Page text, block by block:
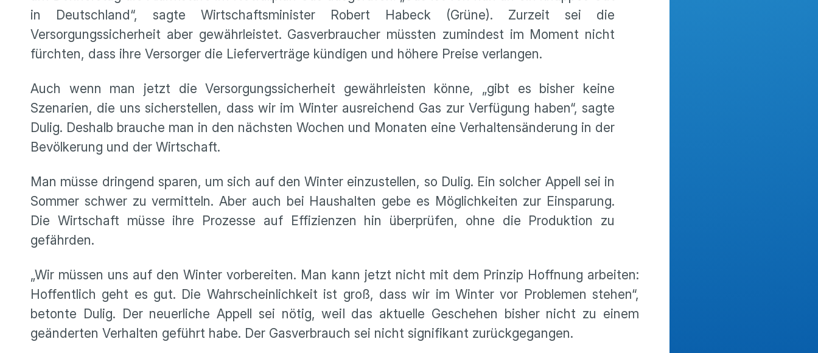
in Deutschland“, sagte Wirtschaftsminister Robert Habeck (Grüne). Zurzeit sei die
Versorgungssicherheit aber gewährleistet. Gasverbraucher müssten zumindest im Moment nicht
fürchten, dass ihre Versorger die Lieferverträge kündigen und höhere Preise verlangen.
Auch wenn man jetzt die Versorgungssicherheit gewährleisten könne, „gibt es bisher keine
Szenarien, die uns sicherstellen, dass wir im Winter ausreichend Gas zur Verfügung haben“, sagte
Dulig. Deshalb brauche man in den nächsten Wochen und Monaten eine Verhaltensänderung in der
Bevölkerung und der Wirtschaft.
Man müsse dringend sparen, um sich auf den Winter einzustellen, so Dulig. Ein solcher Appell sei in
Sommer schwer zu vermitteln. Aber auch bei Haushalten gebe es Möglichkeiten zur Einsparung.
Die Wirtschaft müsse ihre Prozesse auf Effizienzen hin überprüfen, ohne die Produktion zu
gefährden.
„Wir müssen uns auf den Winter vorbereiten. Man kann jetzt nicht mit dem Prinzip Hoffnung arbeiten:
Hoffentlich geht es gut. Die Wahrscheinlichkeit ist groß, dass wir im Winter vor Problemen stehen“,
betonte Dulig. Der neuerliche Appell sei nötig, weil das aktuelle Geschehen bisher nicht zu einem
geänderten Verhalten geführt habe. Der Gasverbrauch sei nicht signifikant zurückgegangen.